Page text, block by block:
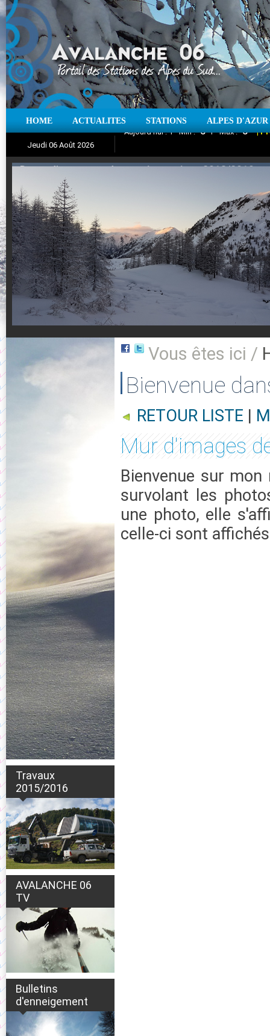
HOME ACTUALITES STATIONS ALPES D'AZUR
Jeudi 06 Août 2026
Aujourd'hui : T° Min :°CT° Max :°C |
Suivez en direct l'actualité des stations
Travaux
2015/2016
AVALANCHE 06
TV
Bulletins
d'enneigement
Vous êtes ici /
Bienvenue
RETOUR LISTE |
Mur d'images
Bienvenue sur
survolant les
une photo, elle
celle-ci sont